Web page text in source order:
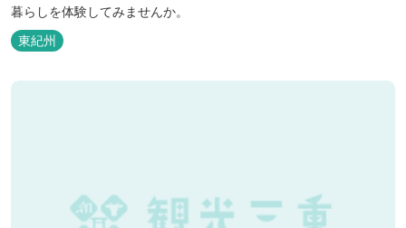
暮らしを体験してみませんか。
東紀州